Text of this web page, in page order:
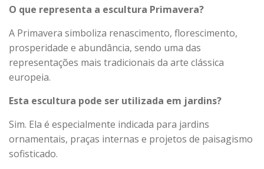
O que representa a escultura Primavera?
A Primavera simboliza renascimento, florescimento,
prosperidade e abundância, sendo uma das
representações mais tradicionais da arte clássica
europeia.
Esta escultura pode ser utilizada em jardins?
Sim. Ela é especialmente indicada para jardins
ornamentais, praças internas e projetos de paisagismo
sofisticado.